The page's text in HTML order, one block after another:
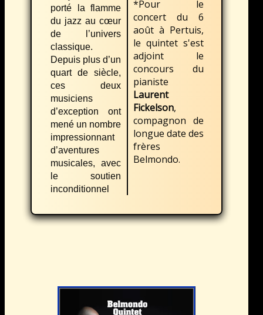
porté la flamme
du jazz au cœur
de l’univers
classique.
Depuis plus d’un
quart de siècle,
ces deux
musiciens
d’exception ont
mené un nombre
impressionnant
d’aventures
musicales, avec
le soutien
inconditionnel
*Pour le
concert du 6
août à Pertuis,
le quintet s'est
adjoint le
concours du
pianiste
Laurent
Fickelson,
compagnon de
longue date des
frères
Belmondo.